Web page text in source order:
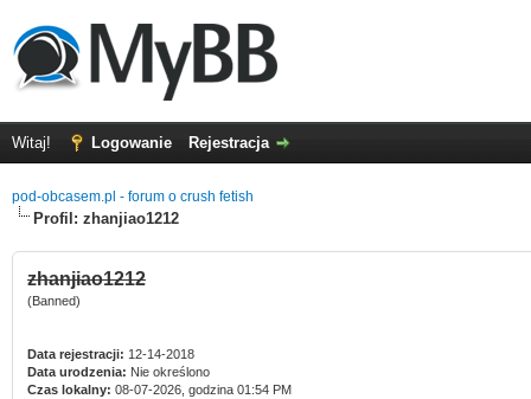
Witaj! Logowanie Rejestracja
pod-obcasem.pl - forum o crush fetish
Profil: zhanjiao1212
zhanjiao1212
(Banned)
Data rejestracji: 12-14-2018
Data urodzenia: Nie określono
Czas lokalny: 08-07-2026, godzina 01:54 PM